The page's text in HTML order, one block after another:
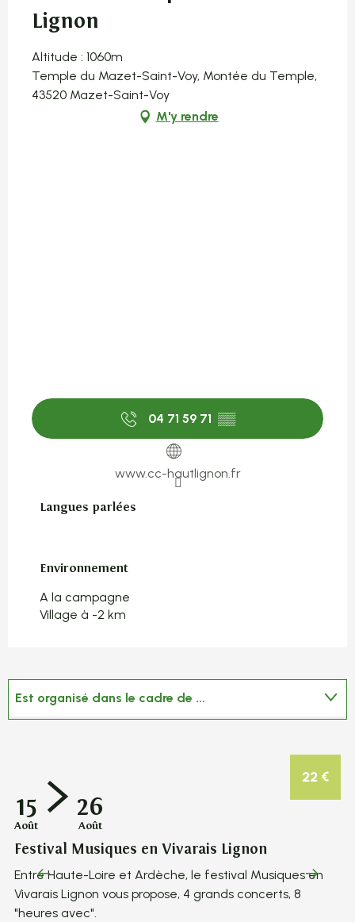
Lignon
Altitude : 1060m
Temple du Mazet-Saint-Voy, Montée du Temple,
43520 Mazet-Saint-Voy
M'y rendre
04 71 59 71 ▒▒
www.cc-hautlignon.fr
Langues parlées
Langues parlées
Environnement
Environnement
A la campagne
Village à -2 km
Est organisé dans le cadre de ...
22 €
15
Août
26
Août
Festival Musiques en Vivarais Lignon
Entre Haute-Loire et Ardèche, le festival Musiques en
Vivarais Lignon vous propose, 4 grands concerts, 8
"heures avec".